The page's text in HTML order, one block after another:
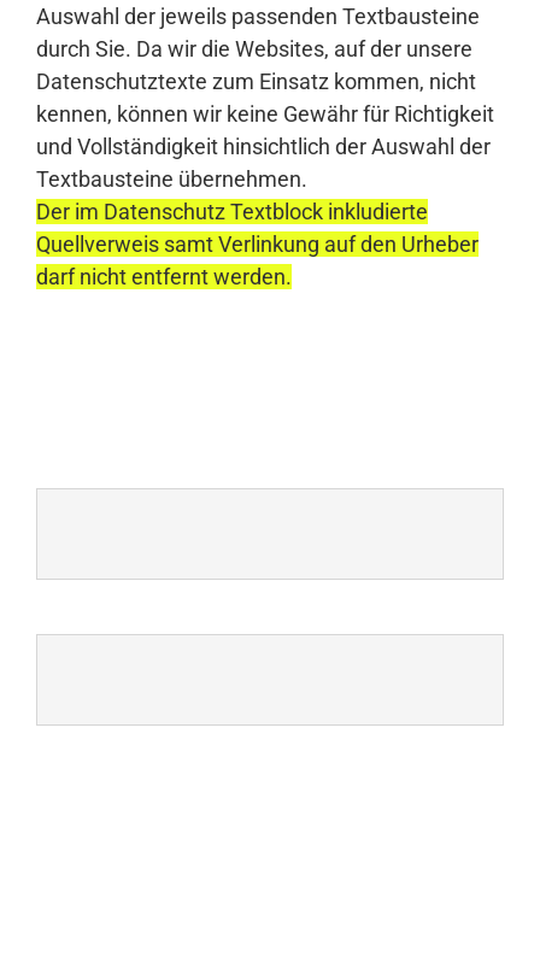
Auswahl der jeweils passenden Textbausteine
durch Sie. Da wir die Websites, auf der unsere
Datenschutztexte zum Einsatz kommen, nicht
kennen, können wir keine Gewähr für Richtigkeit
und Vollständigkeit hinsichtlich der Auswahl der
Textbausteine übernehmen.
Der im Datenschutz Textblock inkludierte
Quellverweis samt Verlinkung auf den Urheber
darf nicht entfernt werden.